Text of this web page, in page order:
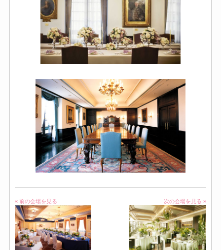
« 前の会場を見る 次の会場を見る »